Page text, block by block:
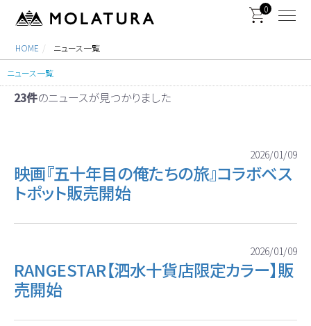
0
HOME ニュース一覧
ニュース一覧
23件のニュースが見つかりました
2026/01/09
映画『五十年目の俺たちの旅』コラボベス
トポット販売開始
2026/01/09
RANGESTAR【泗水十貨店限定カラー】販
売開始